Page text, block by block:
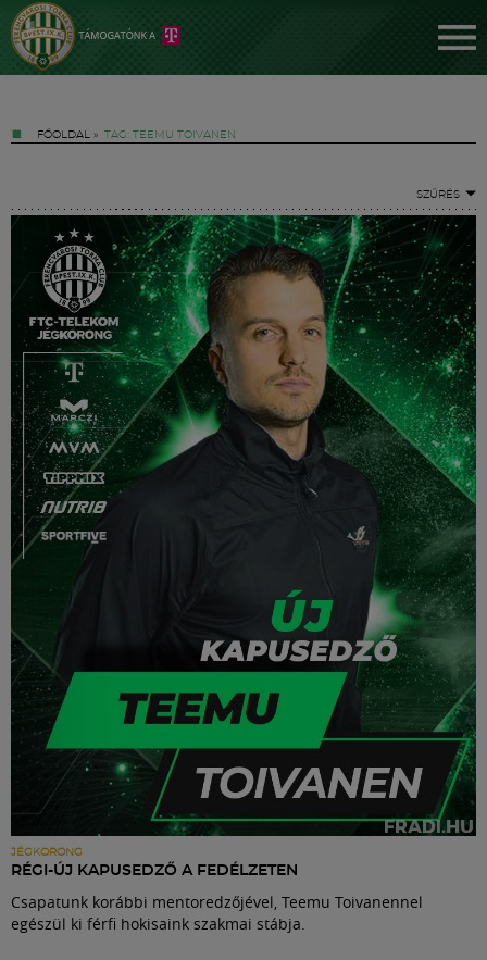
FŐOLDAL » TAG: TEEMU TOIVANEN
SZŰRÉS
JÉGKORONG
RÉGI-ÚJ KAPUSEDZŐ A FEDÉLZETEN
Csapatunk korábbi mentoredzőjével, Teemu Toivanennel
egészül ki férfi hokisaink szakmai stábja.
Jegyek
FM YouTube +
Hírek
Labdarúgás
Szakosztályok
Klub
Szolgáltatások
Shop
Közösség